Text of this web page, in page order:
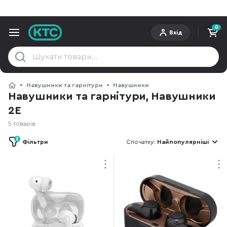
Вхід
0
Навушники та гарнітури Навушники
Навушники та гарнітури, Навушники
2E
5 товарів
Фільтри
2 Спочатку: Найпопулярніші